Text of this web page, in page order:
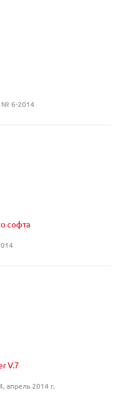
№ 6-2014
софта
V.7
апрель 2014 г.